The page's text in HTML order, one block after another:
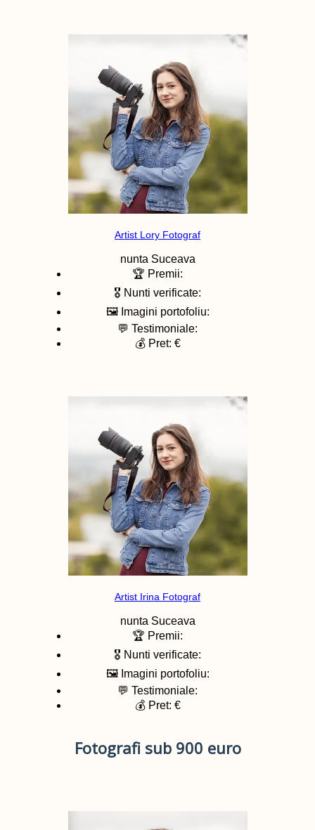
Artist Lory Fotograf
nunta Suceava
🏆 Premii:
🎖️ Nunti verificate:
🖼️ Imagini portofoliu:
💬 Testimoniale:
💰 Pret: €
Artist Irina Fotograf
nunta Suceava
🏆 Premii:
🎖️ Nunti verificate:
🖼️ Imagini portofoliu:
💬 Testimoniale:
💰 Pret: €
Fotografi sub 900 euro